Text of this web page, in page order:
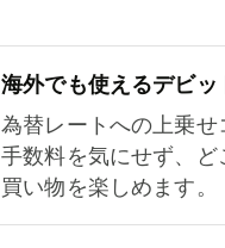
海外でも使えるデビッ
為替レートへの上乗せ
手数料を気にせず、ど
買い物を楽しめます。